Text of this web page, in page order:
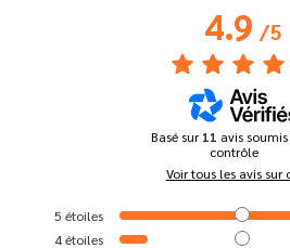
4.9/5
Basé sur11 avis
contrôle
Voir tous les avis sur
5 étoiles
4étoiles